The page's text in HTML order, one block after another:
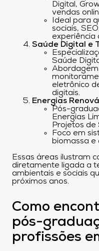
Digital,
vendas
Ideal para
sociais,
experiência
Saúde Digital e
Saúde
eletrônico
digitais.
Energias
Pós-
Energias
Projetos de
Foco em
biomassa e
Essas áreas ilustram
diretamente ligada a
ambientais e sociais
próximos anos.
Como
pós-
profissões